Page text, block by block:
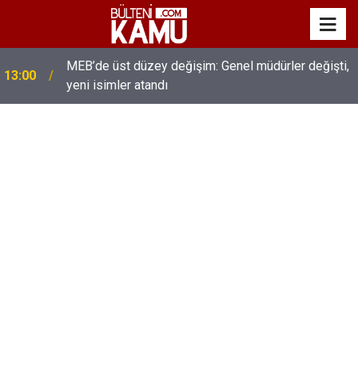
13:00
MEB’de üst düzey değişim: Genel müdürler değişti,
yeni isimler atandı